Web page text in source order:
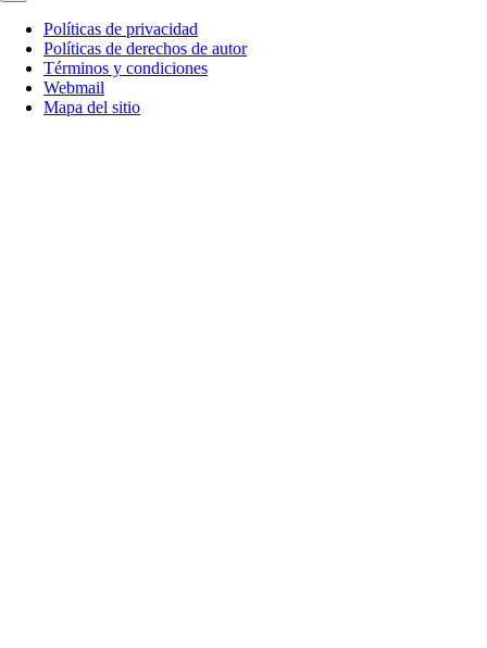
Políticas de privacidad
Políticas de derechos de autor
Términos y condiciones
Webmail
Mapa del sitio